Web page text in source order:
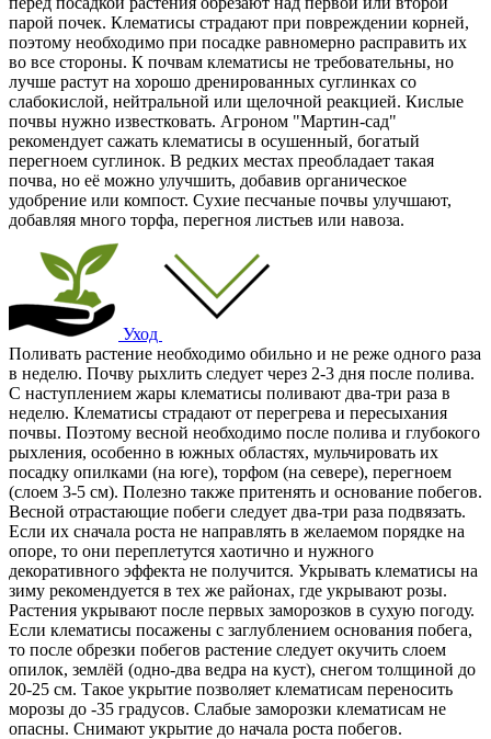
парой почек. Клематисы страдают при повреждении корней,
поэтому необходимо при посадке равномерно расправить их
во все стороны. К почвам клематисы не требовательны, но
лучше растут на хорошо дренированных суглинках со
слабокислой, нейтральной или щелочной реакцией. Кислые
почвы нужно известковать. Агроном "Мартин-сад"
рекомендует сажать клематисы в осушенный, богатый
перегноем суглинок. В редких местах преобладает такая
почва, но её можно улучшить, добавив органическое
удобрение или компост. Сухие песчаные почвы улучшают,
добавляя много торфа, перегноя листьев или навоза.
Уход
Поливать растение необходимо обильно и не реже одного раза
в неделю. Почву рыхлить следует через 2-3 дня после полива.
С наступлением жары клематисы поливают два-три раза в
неделю. Клематисы страдают от перегрева и пересыхания
почвы. Поэтому весной необходимо после полива и глубокого
рыхления, особенно в южных областях, мульчировать их
посадку опилками (на юге), торфом (на севере), перегноем
(слоем 3-5 см). Полезно также притенять и основание побегов.
Весной отрастающие побеги следует два-три раза подвязать.
Если их сначала роста не направлять в желаемом порядке на
опоре, то они переплетутся хаотично и нужного
декоративного эффекта не получится. Укрывать клематисы на
зиму рекомендуется в тех же районах, где укрывают розы.
Растения укрывают после первых заморозков в сухую погоду.
Если клематисы посажены с заглублением основания побега,
то после обрезки побегов растение следует окучить слоем
опилок, землёй (одно-два ведра на куст), снегом толщиной до
20-25 см. Такое укрытие позволяет клематисам переносить
морозы до -35 градусов. Слабые заморозки клематисам не
опасны. Снимают укрытие до начала роста побегов.